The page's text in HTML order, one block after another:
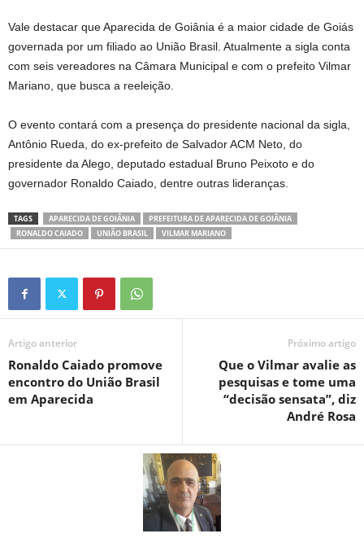
Vale destacar que Aparecida de Goiânia é a maior cidade de Goiás
governada por um filiado ao União Brasil. Atualmente a sigla conta
com seis vereadores na Câmara Municipal e com o prefeito Vilmar
Mariano, que busca a reeleição.
O evento contará com a presença do presidente nacional da sigla,
Antônio Rueda, do ex-prefeito de Salvador ACM Neto, do
presidente da Alego, deputado estadual Bruno Peixoto e do
governador Ronaldo Caiado, dentre outras lideranças.
TAGS APARECIDA DE GOIÂNIA
PREFEITURA DE APARECIDA DE GOIÂNIA
RONALDO CAIADO
UNIÃO BRASIL VILMAR MARIANO
Artigo anterior
Ronaldo Caiado promove
encontro do União Brasil
em Aparecida
Próximo artigo
Que o Vilmar avalie as
pesquisas e tome uma
“decisão sensata”, diz
André Rosa